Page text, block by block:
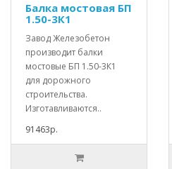
Балка мостовая БП
1.50-3К1
Завод Железобетон
производит балки
мостовые БП 1.50-3К1
для дорожного
строительства.
Изготавливаются..
91463р.